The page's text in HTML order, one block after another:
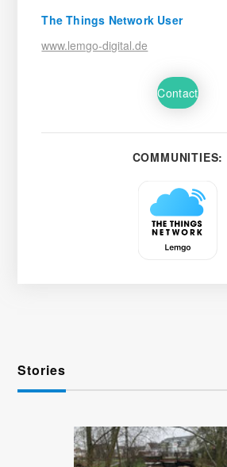
The Things Network User
www.lemgo-digital.de
Contact
COMMUNITIES:
Stories